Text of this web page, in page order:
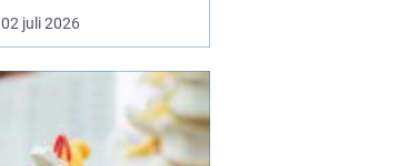
ett praktiskt verktyg för
företag, fastighetsägare
verkligheten med laser
och kamera skapas...
02 juli 2026